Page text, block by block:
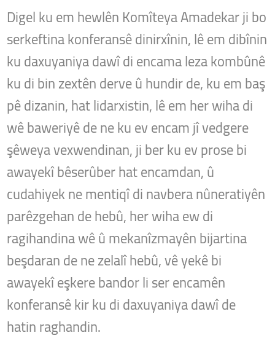
Digel ku em hewlên Komîteya Amadekar ji bo
serkeftina konferansê dinirxînin, lê em dibînin
ku daxuyaniya dawî di encama leza kombûnê
ku di bin zextên derve û hundir de, ku em baş
pê dizanin, hat lidarxistin, lê em her wiha di
wê baweriyê de ne ku ev encam jî vedgere
şêweya vexwendinan, ji ber ku ev prose bi
awayekî bêserûber hat encamdan, û
cudahiyek ne mentiqî di navbera nûneratiyên
parêzgehan de hebû, her wiha ew di
ragihandina wê û mekanîzmayên bijartina
beşdaran de ne zelalî hebû, vê yekê bi
awayekî eşkere bandor li ser encamên
konferansê kir ku di daxuyaniya dawî de
hatin raghandin.